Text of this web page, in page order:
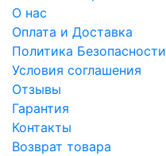
О нас
Оплата и Доставка
Политика Безопасности
Условия соглашения
Отзывы
Гарантия
Контакты
Возврат товара